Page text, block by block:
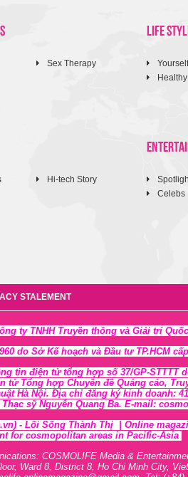
Sex Therapy
LIFE
Yourself
Healthy
Hi-tech Story
Celebs
STALEMENT
ty TNHH Truyền thông và Giải trí
do Sở Kế hoạch và Đầu tư TP.HCM
tin điện tử tổng hợp số 37/GP-STTTT
tử Tổng hợp Chuyên đề Quảng cáo,
Hà Nội. Địa chỉ đăng ký kinh doanh:
sỹ Nguyễn Quang Ba. E-mail:
- Lối Sống Thành Thị | Online
for cosmopolitan areas in Pacific-Asia
COSMOLIFE Media &
loor, Ward 8, District 8, Ho Chi Minh City,